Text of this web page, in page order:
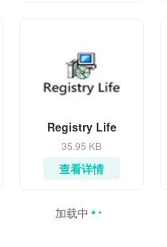
Registry Life
35.95 KB
查看详情
加载中